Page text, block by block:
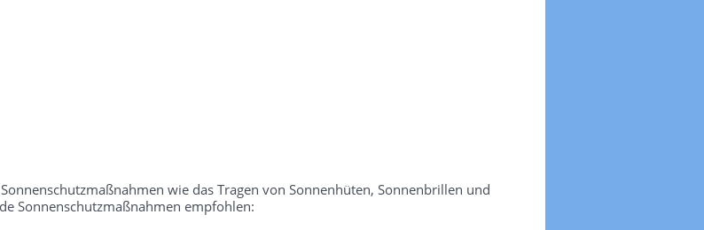
wie das Tragen von Sonnenhüten, Sonnenbrillen und
Sonnenschutzmaßnahmen empfohlen: